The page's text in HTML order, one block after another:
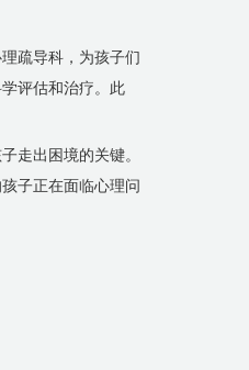
疏导科，为孩子们
评估和治疗。此
走出困境的关键。
子正在面临心理问